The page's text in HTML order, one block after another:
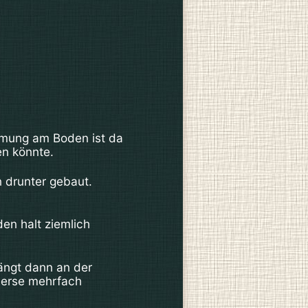
am Boden ist da
könnte.
drunter gebaut.
halt ziemlich
dann an der
mehrfach